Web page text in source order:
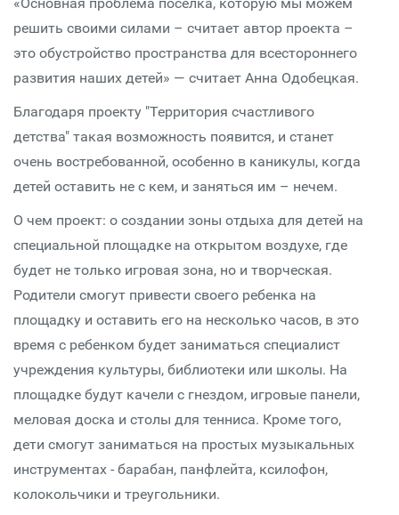
решить своими силами – считает автор проекта –
это обустройство пространства для всестороннего
развития наших детей» — считает Анна Одобецкая.
Благодаря проекту "Территория счастливого
детства" такая возможность появится, и станет
очень востребованной, особенно в каникулы, когда
детей оставить не с кем, и заняться им – нечем.
О чем проект: о создании зоны отдыха для детей на
специальной площадке на открытом воздухе, где
будет не только игровая зона, но и творческая.
Родители смогут привести своего ребенка на
площадку и оставить его на несколько часов, в это
время с ребенком будет заниматься специалист
учреждения культуры, библиотеки или школы. На
площадке будут качели с гнездом, игровые панели,
меловая доска и столы для тенниса. Кроме того,
дети смогут заниматься на простых музыкальных
инструментах - барабан, панфлейта, ксилофон,
колокольчики и треугольники.